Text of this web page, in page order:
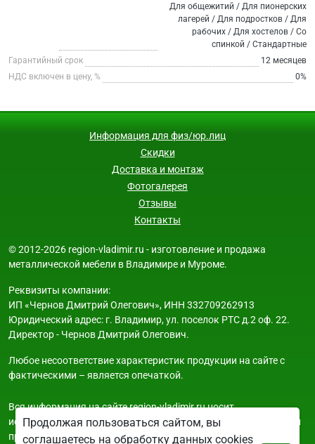
Для общежитий / Для пионерских
лагерей / Для подростков / Для
рабочих / Для хостелов / Со
спинкой / Стандартные
Гарантийный срок
12 месяцев
НДС включен в цену, %
0%
Информация для физ/юр.лиц
Скидки
Доставка и монтаж
Фотогалерея
Отзывы
Контакты
© 2012-2026 region-vladimir.ru - изготовление и продажа
металлической мебели в Владимире и Муроме.
Реквизиты компании:
ИП «Чернов Дмитрий Олегович», ИНН 332709262913
Юридический адрес: г. Владимир, ул. поселок РТС д.2 оф. 22.
Директор - Чернов Дмитрий Олегович.
Любое несоответствие характеристик продукции на сайте с
фактическими – является опечаткой.
Вся информация на сайте region-vladimir.ru носит
исключительно ознакомительный и справочный характер и ни
при каких условиях не является публичной офертой. Всю
Продолжая пользоваться сайтом, вы
соглашаетесь на обработку данных cookies